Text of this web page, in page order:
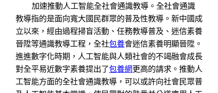
加速推動人工智能全社會通識教導。全社會通識
教導指的是面向寬大國民群眾的普及性教導。新中國成
立以來，經由過程掃盲活動、任務教導普及、迷信素養
晉陞等通識教導工程，全社包養會迷信素養明顯晉陞。
進進數字化時期，人工智能與人類社會的不竭融會成長
對全平易近數字素養提出了包養網更高的請求。推動人
工智能方面的全社會通識教導，可以或許向社會民眾普